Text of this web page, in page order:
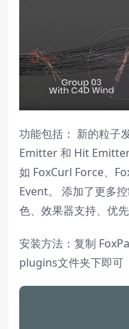
功能包括： 新的粒子
Emitter 和 Hit Emitter
如 FoxCurl Force、
Event。 添加了更多
色、效果器支持、优先
安装方法：复制
plugins文件夹下即可